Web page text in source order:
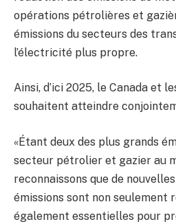
opérations pétrolières et
émissions du secteurs des
l’électricité plus propre.
Ainsi, d’ici 2025, le Canada et
souhaitent atteindre
«Étant deux des plus grands
secteur pétrolier et gazier au
reconnaissons que de
émissions sont non seulement
également essentielles pour